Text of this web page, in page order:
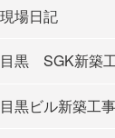
現場日記
目黒 SGK新築
目黒ビル新築工事